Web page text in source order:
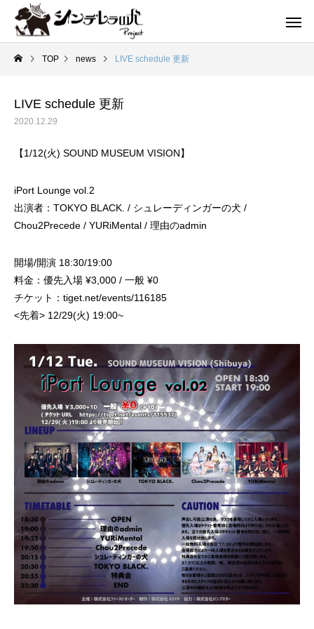
TOP news LIVE schedule 更新
LIVE schedule 更新
2020.12.29
【1/12(火) SOUND MUSEUM VISION】
iPort Lounge vol.2
出演者：TOKYO BLACK. / シュレーディンガーの犬 /
Chou2Precede / YURiMental / 理由のadmin
開場/開演 18:30/19:00
料金：優先入場 ¥3,000 / 一般 ¥0
チケット：tiget.net/events/116185
<先着> 12/29(火) 19:00~